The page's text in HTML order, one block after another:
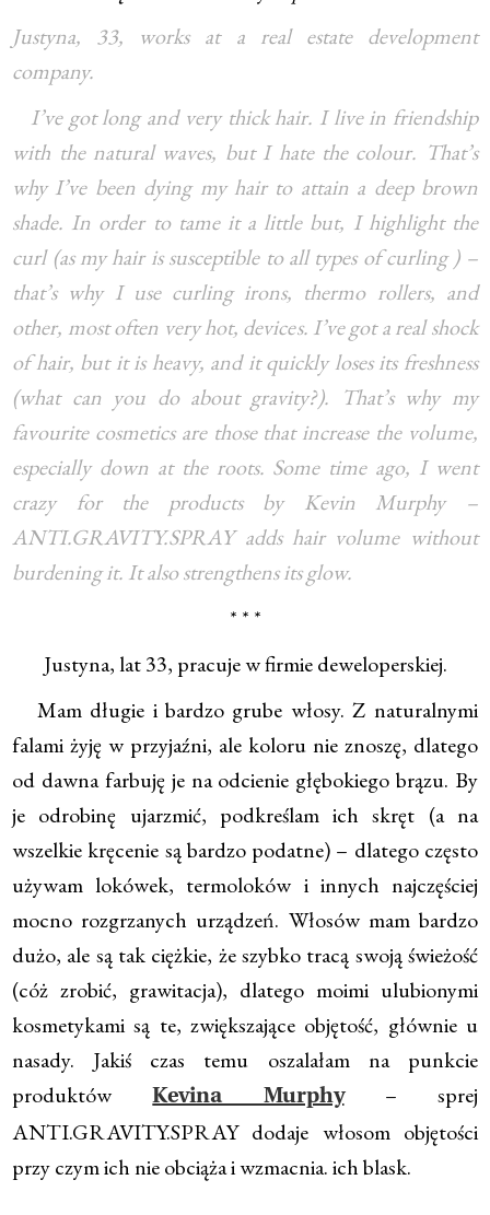
Justyna, 33, works at a real estate development
company.
I’ve got long and very thick hair. I live in friendship
with the natural waves, but I hate the colour. That’s
why I’ve been dying my hair to attain a deep brown
shade. In order to tame it a little but, I highlight the
curl (as my hair is susceptible to all types of curling ) –
that’s why I use curling irons, thermo rollers, and
other, most often very hot, devices. I’ve got a real shock
of hair, but it is heavy, and it quickly loses its freshness
(what can you do about gravity?). That’s why my
favourite cosmetics are those that increase the volume,
especially down at the roots. Some time ago, I went
crazy for the products by Kevin Murphy –
ANTI.GRAVITY.SPRAY adds hair volume without
burdening it. It also strengthens its glow.
* * *
Justyna, lat 33, pracuje w firmie deweloperskiej.
Mam długie i bardzo grube włosy. Z naturalnymi
falami żyję w przyjaźni, ale koloru nie znoszę, dlatego
od dawna farbuję je na odcienie głębokiego brązu. By
je odrobinę ujarzmić, podkreślam ich skręt (a na
wszelkie kręcenie są bardzo podatne) – dlatego często
używam lokówek, termoloków i innych najczęściej
mocno rozgrzanych urządzeń. Włosów mam bardzo
dużo, ale są tak ciężkie, że szybko tracą swoją świeżość
(cóż zrobić, grawitacja), dlatego moimi ulubionymi
kosmetykami są te, zwiększające objętość, głównie u
nasady. Jakiś czas temu oszalałam na punkcie
produktówKevina Murphy– sprej
ANTI.GRAVITY.SPRAY dodaje włosom objętości
przy czym ich nie obciąża i wzmacnia. ich blask.